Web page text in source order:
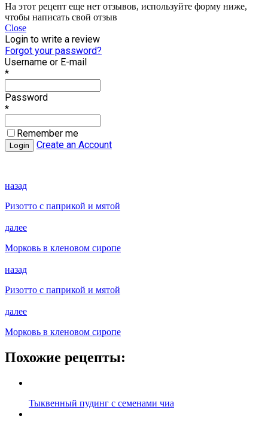
На этот рецепт еще нет отзывов, используйте форму ниже,
чтобы написать свой отзыв
Close
Login to write a review
Forgot your password?
Username or E-mail
*
Password
*
Remember me
Create an Account
назад
Ризотто с паприкой и мятой
далее
Морковь в кленовом сиропе
назад
Ризотто с паприкой и мятой
далее
Морковь в кленовом сиропе
Похожие рецепты:
Тыквенный пудинг с семенами чиа